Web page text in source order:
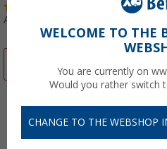
100)
Articolo n: 231160
WELCOME TO THE
You are currently on
Would you rather switch
CHANGE TO THE WEBSHOP